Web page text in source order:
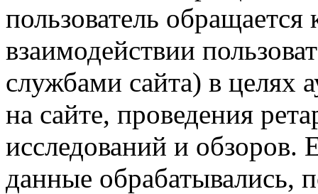
пользователь обращается
взаимодействии
службами сайта) в целях
на сайте, проведения
исследований и обзоров.
данные обрабатывались,